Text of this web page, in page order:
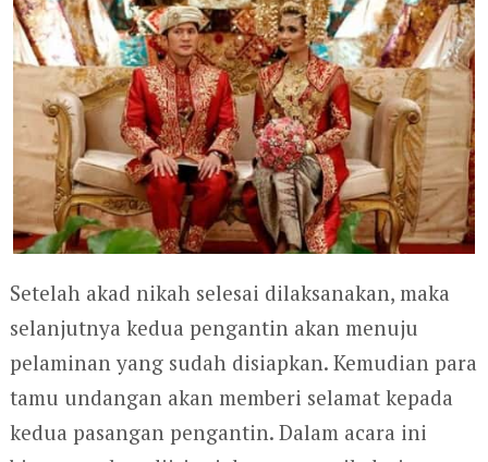
Setelah akad nikah selesai dilaksanakan, maka
selanjutnya kedua pengantin akan menuju
pelaminan yang sudah disiapkan. Kemudian para
tamu undangan akan memberi selamat kepada
kedua pasangan pengantin. Dalam acara ini